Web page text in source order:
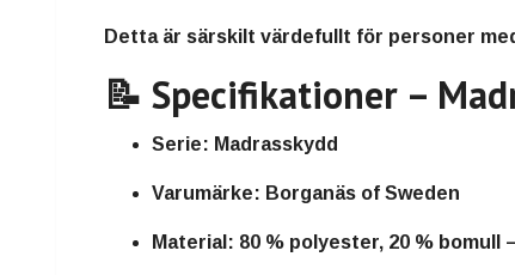
Detta är särskilt värdefullt för personer
📝 Specifikationer –
Serie: Madrasskydd
Varumärke: Borganäs of Sweden
Material: 80 % polyester, 20 % bomull